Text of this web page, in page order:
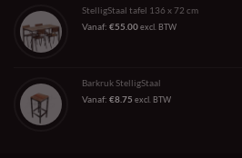
StelligStaal tafel 136 x 72 cm
Vanaf: €55.00excl. BTW
Barkruk StelligStaal
Vanaf: €8.75 excl. BTW